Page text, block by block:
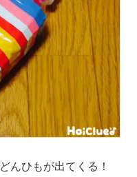
んひもが出てくる！